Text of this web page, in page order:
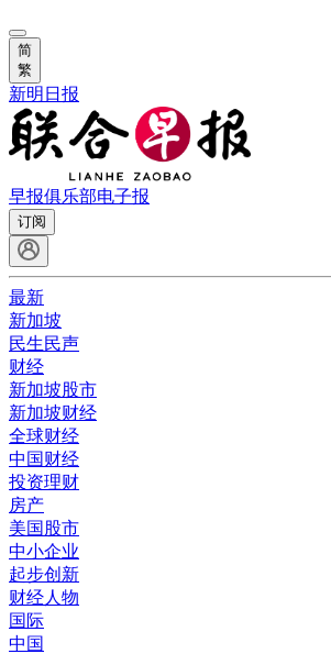
简
繁
新明日报
早报俱乐部电子报
订阅
最新
新加坡
民生民声
财经
新加坡股市
新加坡财经
全球财经
中国财经
投资理财
房产
美国股市
中小企业
起步创新
财经人物
国际
中国